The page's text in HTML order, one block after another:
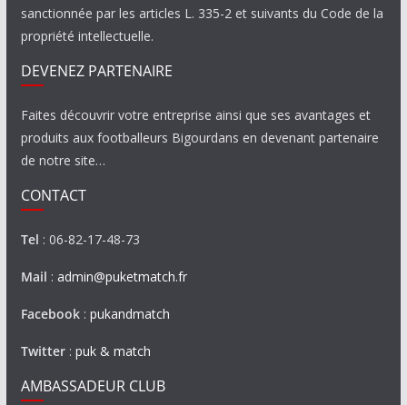
sanctionnée par les articles L. 335-2 et suivants du Code de la
propriété intellectuelle.
DEVENEZ PARTENAIRE
Faites découvrir votre entreprise ainsi que ses avantages et
produits aux footballeurs Bigourdans en devenant partenaire
de notre site…
CONTACT
Tel : 06-82-17-48-73
Mail : admin@puketmatch.fr
Facebook: pukandmatch
Twitter: puk & match
AMBASSADEUR CLUB